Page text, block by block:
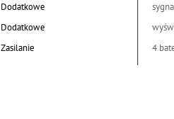
Dodatkowe
Dodatkowe
Zasilanie
4